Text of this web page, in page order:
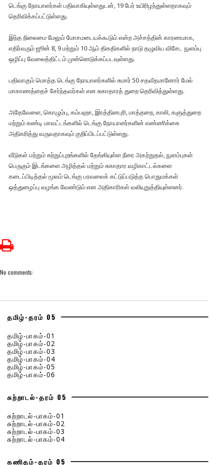
டெங்கு நோயாளர்கள் பதிவாகியுள்ளதுடன், 19 பேர் உயிரிழந்துள்ளதாகவும்
தெரிவிக்கப்பட்டுள்ளது.
இந்த நிலைமை மேலும் மோசமடையக்கூடும் என்ற அச்சத்தின் காரணமாக,
எதிர்வரும் ஜூன் 8, 9 மற்றும் 10 ஆம் திகதிகளில் நாடு தழுவிய விசேட நுளம்பு
ஒழிப்பு வேலைத்திட்டம் முன்னெடுக்கப்படவுள்ளது.
பதிவாகும் மொத்த டெங்கு நோயாளர்களில் சுமார் 50 சதவீதமானோர் மேல்
மாகாணத்தைச் சேர்ந்தவர்கள் என சுகாதாரத் துறை தெரிவித்துள்ளது.
அதேவேளை, கொழும்பு, கம்பஹா, இரத்தினபுரி, மாத்தறை, காலி, களுத்துறை
மற்றும் கண்டி மாவட்டங்களில் டெங்கு நோயாளர்களின் எண்ணிக்கை
அதிகரித்து வருவதாகவும் குறிப்பிடப்பட்டுள்ளது.
வீடுகள் மற்றும் சுற்றுப்புறங்களில் தேங்கியுள்ள நீரை அகற்றுதல், நுளம்புகள்
பெருகும் இடங்களை அழித்தல் மற்றும் சுகாதார வழிகாட்டல்களை
கடைப்பிடித்தல் மூலம் டெங்கு பரவலைக் கட்டுப்படுத்த பொதுமக்கள்
ஒத்துழைப்பு வழங்க வேண்டும் என அதிகாரிகள் வலியுறுத்தியுள்ளனர்.
No comments:
தமிழ்-தரம் 05
தமிழ்-பாகம்-01
தமிழ்-பாகம்-02
தமிழ்-பாகம்-03
தமிழ்-பாகம்-04
தமிழ்-பாகம்-05
தமிழ்-பாகம்-06
சுற்றாடல்-தரம் 05
சுற்றாடல்-பாகம்-01
சுற்றாடல்-பாகம்-02
சுற்றாடல்-பாகம்-03
சுற்றாடல்-பாகம்-04
கணிதம்-தரம் 05